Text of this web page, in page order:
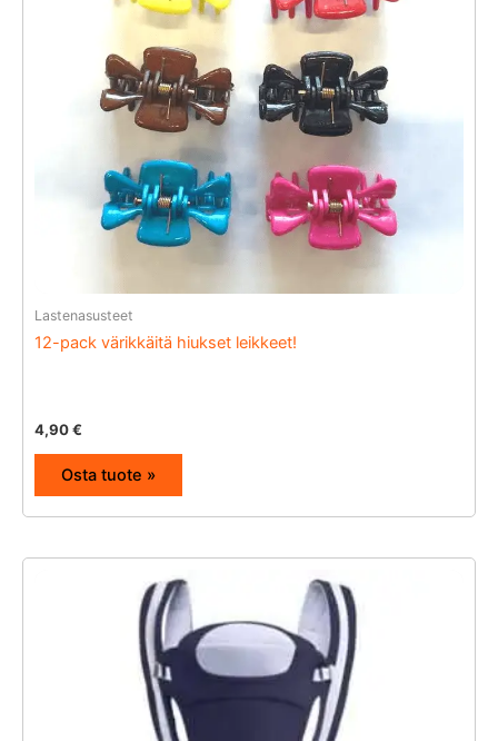
Lastenasusteet
12-pack värikkäitä hiukset leikkeet!
4,90€
Osta tuote »